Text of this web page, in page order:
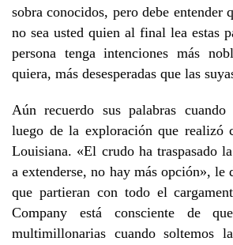
sobra conocidos, pero debe entender
no sea usted quien al final lea estas
persona tenga intenciones más
quiera, más desesperadas que las
Aún recuerdo sus palabras
luego de la exploración que realizó
Louisiana. «El crudo ha traspasado
a extenderse, no hay más opción», le
que partieran con todo el
Company está consciente de
multimillonarias cuando soltemos